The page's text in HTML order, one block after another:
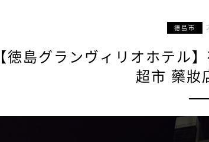
德島市
【徳島グランヴィリオホテル
超市 藥妝